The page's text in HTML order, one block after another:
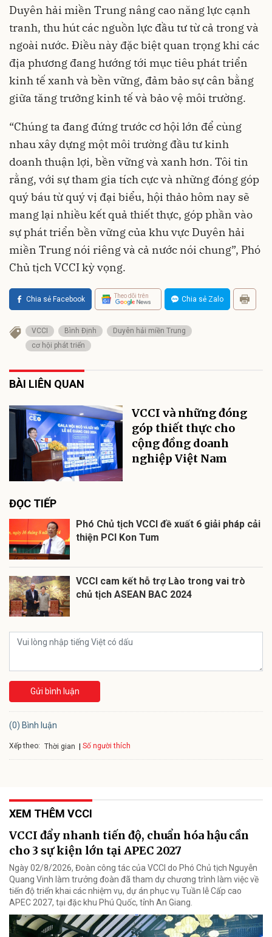
Duyên hải miền Trung nâng cao năng lực cạnh
tranh, thu hút các nguồn lực đầu tư từ cả trong và
ngoài nước. Điều này đặc biệt quan trọng khi các
địa phương đang hướng tới mục tiêu phát triển
kinh tế xanh và bền vững, đảm bảo sự cân bằng
giữa tăng trưởng kinh tế và bảo vệ môi trường.
“Chúng ta đang đứng trước cơ hội lớn để cùng
nhau xây dựng một môi trường đầu tư kinh
doanh thuận lợi, bền vững và xanh hơn. Tôi tin
rằng, với sự tham gia tích cực và những đóng góp
quý báu từ quý vị đại biểu, hội thảo hôm nay sẽ
mang lại nhiều kết quả thiết thực, góp phần vào
sự phát triển bền vững của khu vực Duyên hải
miền Trung nói riêng và cả nước nói chung”, Phó
Chủ tịch VCCI kỳ vọng.
Chia sẻ Facebook Theo dõi trên Chia sẻ Zalo
VCCI Bình Định
Duyên hải miền Trung
cơ hội phát triển
BÀI LIÊN QUAN
VCCI và những đóng
góp thiết thực cho
cộng đồng doanh
nghiệp Việt Nam
ĐỌC TIẾP
Phó Chủ tịch VCCI đề xuất 6 giải pháp cải
thiện PCI Kon Tum
VCCI cam kết hỗ trợ Lào trong vai trò
chủ tịch ASEAN BAC 2024
Gửi bình luận
(0) Bình luận
Xếp theo: Thời gian Số người thích
XEM THÊM VCCI
VCCI đẩy nhanh tiến độ, chuẩn hóa hậu cần
cho 3 sự kiện lớn tại APEC 2027
Ngày 02/8/2026, Đoàn công tác của VCCI do Phó Chủ tịch Nguyễn
Quang Vinh làm trưởng đoàn đã tham dự chương trình làm việc về
tiến độ triển khai các nhiệm vụ, dự án phục vụ Tuần lễ Cấp cao
APEC 2027, tại đặc khu Phú Quốc, tỉnh An Giang.